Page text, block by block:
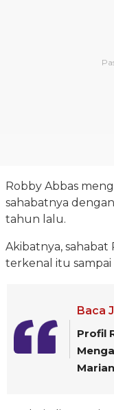
Robby Abbas
sahabatnya
tahun lalu.
Akibatnya, sahabat
terkenal itu sampai
Baca
Profil